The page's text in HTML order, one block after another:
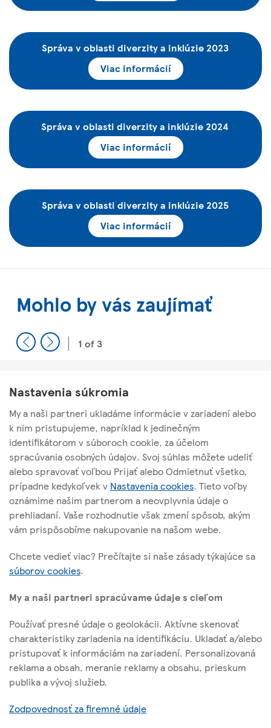
Správa v oblasti diverzity a inklúzie 2023
Viac informácií
Správa v oblasti diverzity a inklúzie 2024
Viac informácií
Správa v oblasti diverzity a inklúzie 2025
Viac informácií
Mohlo by vás zaujímať
PreviousNext 1 of 3
Zdravie, bezpečnosť a zdravý
životný štýl
Cesta na Senec 2
821 04 Bratislava
O tejto stránke
Užitočné linky
Nastavenia súkromia
My a naši partneri ukladáme informácie v zariadení alebo
k nim pristupujeme, napríklad k jedinečným
identifikátorom v súboroch cookie, za účelom
spracúvania osobných údajov. Svoj súhlas môžete udeliť
alebo spravovať voľbou Prijať alebo Odmietnuť všetko,
prípadne kedykoľvek v Nastavenia cookies. Tieto voľby
oznámime našim partnerom a neovplyvnia údaje o
prehliadaní. Vaše rozhodnutie však zmení spôsob, akým
vám prispôsobíme nakupovanie na našom webe.
Chcete vedieť viac? Prečítajte si naše zásady týkajúce sa
súborov cookies.
My a naši partneri spracúvame údaje s cieľom
Používať presné údaje o geolokácii. Aktívne skenovať
charakteristiky zariadenia na identifikáciu. Ukladať a/alebo
pristupovať k informáciám na zariadení. Personalizovaná
reklama a obsah, meranie reklamy a obsahu, prieskum
publika a vývoj služieb.
Zodpovednosť za firemné údaje